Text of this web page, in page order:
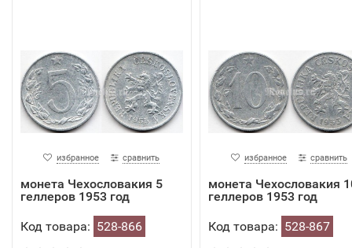
избранное сравнить
монета Чехословакия 5
геллеров 1953 год
Код товара: 528-866
избранное сравнить
монета Чехословакия
геллеров 1953 год
Код товара: 528-867